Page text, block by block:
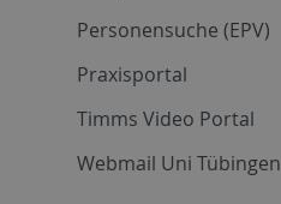
Personensuche (EPV)
Praxisportal
Timms Video Portal
Webmail Uni Tübingen